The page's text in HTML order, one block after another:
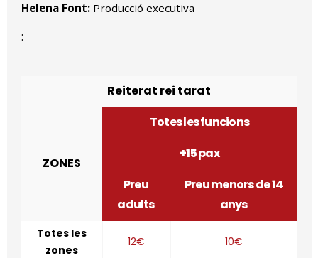
Helena Font:Producció executiva
:
Reiterat rei tarat
ZONES
Totes les funcions
+15 pax
Preu
adults
Preu menors de 14
anys
Totes les
zones
12€ 10€